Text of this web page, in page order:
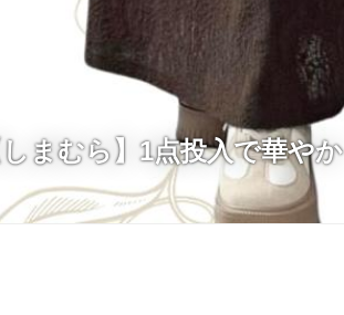
まむら】1点投入で華やか